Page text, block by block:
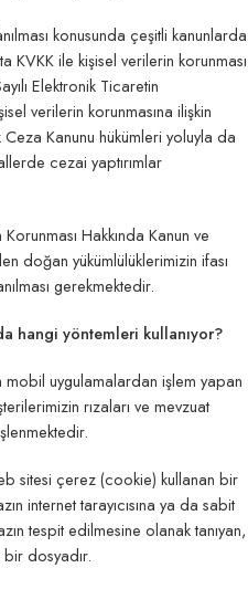
konusunda çeşitli kanunlarda
KVKK ile kişisel verilerin korunması
Elektronik Ticaretin
verilerin korunmasına ilişkin
Kanunu hükümleri yoluyla da
cezai yaptırımlar
Hakkında Kanun ve
doğan yükümlülüklerimizin ifası
gerekmektedir.
hangi yöntemleri kullanıyor?
uygulamalardan işlem yapan
rızaları ve mevzuat
sitesi çerez (cookie) kullanan bir
internet tarayıcısına ya da sabit
tespit edilmesine olanak tanıyan,
dosyadır.